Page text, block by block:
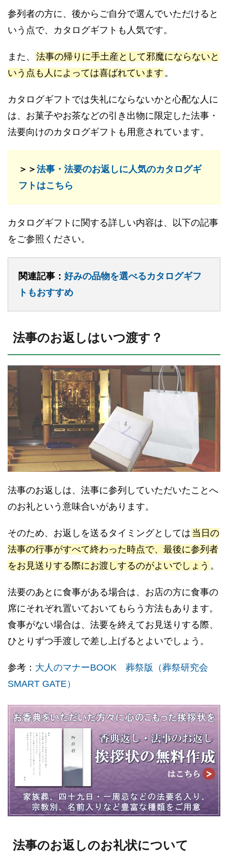
参列者の方に、後からご自分で選んでいただけると
いう点で、カタログギフトも人気です。
また、 法事の帰りに手土産として邪魔にならないと
いう点も人によっては喜ばれています 。
カタログギフトでは失礼にならないかと心配な人に
は、お菓子やお茶などの引き出物に限定した法事・
法要向けのカタログギフトも用意されています。
＞＞法事・法要のお返しに人気のカタログギ
フトはこちら
カタログギフトに関する詳しい内容は、以下の記事
をご参照ください。
関連記事： 好みの品物を選べるカタログギフ
トもおすすめ
法事のお返しはいつ渡す？
法事のお返しは、法事に参列していただいたことへ
のお礼という意味合いがあります。
そのため、お返しを送るタイミングとしては 当日の
法事の行事がすべて終わった時点で、最後に参列者
をお見送りする際にお渡しするのがよいでしょう 。
法要のあとに食事がある場合は、お店の方に食事の
席にそれぞれ置いておいてもらう方法もあります。
食事がない場合は、法要を終えてお見送りする際、
ひとりずつ手渡しで差し上げるとよいでしょう。
参考： 大人のマナーBOOK 葬祭版（葬祭研究会
SMART GATE）
法事のお返しのお礼状について